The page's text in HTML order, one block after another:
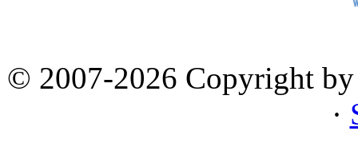
© 2007-2026 Copyright
·